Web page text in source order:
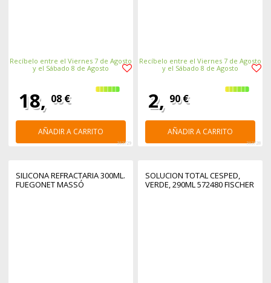
Recíbelo entre el Viernes 7 de Agosto
y el Sábado 8 de Agosto
18, 08 €
AÑADIR A CARRITO
363729
Recíbelo entre el Viernes 7 de Agosto
y el Sábado 8 de Agosto
2, 90 €
AÑADIR A CARRITO
363728
SILICONA REFRACTARIA 300ML.
FUEGONET MASSÓ
SOLUCION TOTAL CESPED,
VERDE, 290ML 572480 FISCHER